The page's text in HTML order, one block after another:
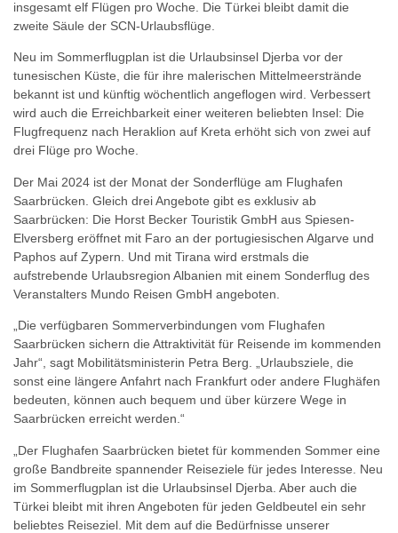
insgesamt elf Flügen pro Woche. Die Türkei bleibt damit die
zweite Säule der SCN-Urlaubsflüge.
Neu im Sommerflugplan ist die Urlaubsinsel Djerba vor der
tunesischen Küste, die für ihre malerischen Mittelmeerstrände
bekannt ist und künftig wöchentlich angeflogen wird. Verbessert
wird auch die Erreichbarkeit einer weiteren beliebten Insel: Die
Flugfrequenz nach Heraklion auf Kreta erhöht sich von zwei auf
drei Flüge pro Woche.
Der Mai 2024 ist der Monat der Sonderflüge am Flughafen
Saarbrücken. Gleich drei Angebote gibt es exklusiv ab
Saarbrücken: Die Horst Becker Touristik GmbH aus Spiesen-
Elversberg eröffnet mit Faro an der portugiesischen Algarve und
Paphos auf Zypern. Und mit Tirana wird erstmals die
aufstrebende Urlaubsregion Albanien mit einem Sonderflug des
Veranstalters Mundo Reisen GmbH angeboten.
„Die verfügbaren Sommerverbindungen vom Flughafen
Saarbrücken sichern die Attraktivität für Reisende im kommenden
Jahr“, sagt Mobilitätsministerin Petra Berg. „Urlaubsziele, die
sonst eine längere Anfahrt nach Frankfurt oder andere Flughäfen
bedeuten, können auch bequem und über kürzere Wege in
Saarbrücken erreicht werden.“
„Der Flughafen Saarbrücken bietet für kommenden Sommer eine
große Bandbreite spannender Reiseziele für jedes Interesse. Neu
im Sommerflugplan ist die Urlaubsinsel Djerba. Aber auch die
Türkei bleibt mit ihren Angeboten für jeden Geldbeutel ein sehr
beliebtes Reiseziel. Mit dem auf die Bedürfnisse unserer